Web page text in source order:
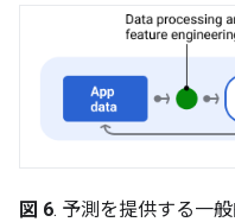
図 6. 予測を提供する一